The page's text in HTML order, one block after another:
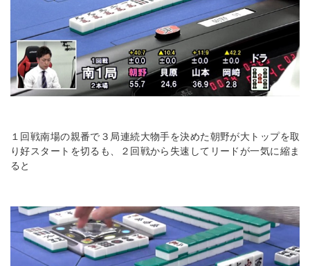
１回戦南場の親番で３局連続大物手を決めた朝野が大トップを取
り好スタートを切るも、２回戦から失速してリードが一気に縮ま
ると